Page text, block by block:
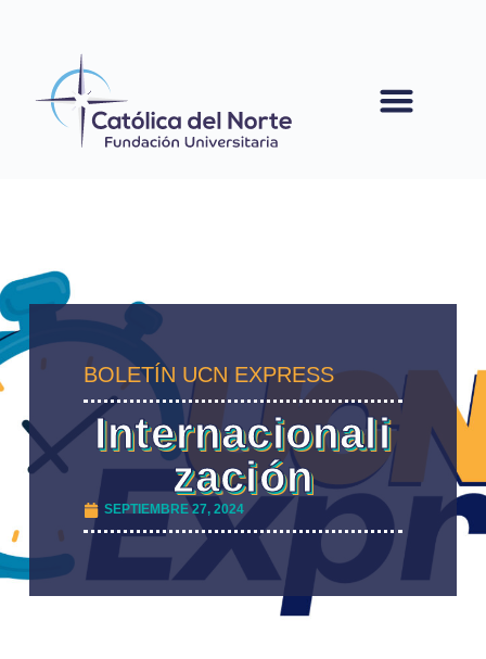
BOLETÍN UCN EXPRESS
Internacionali
zación
SEPTIEMBRE 27, 2024